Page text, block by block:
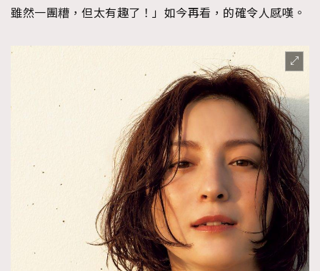
雖然一團糟，但太有趣了！」如今再看，的確令人感嘆。